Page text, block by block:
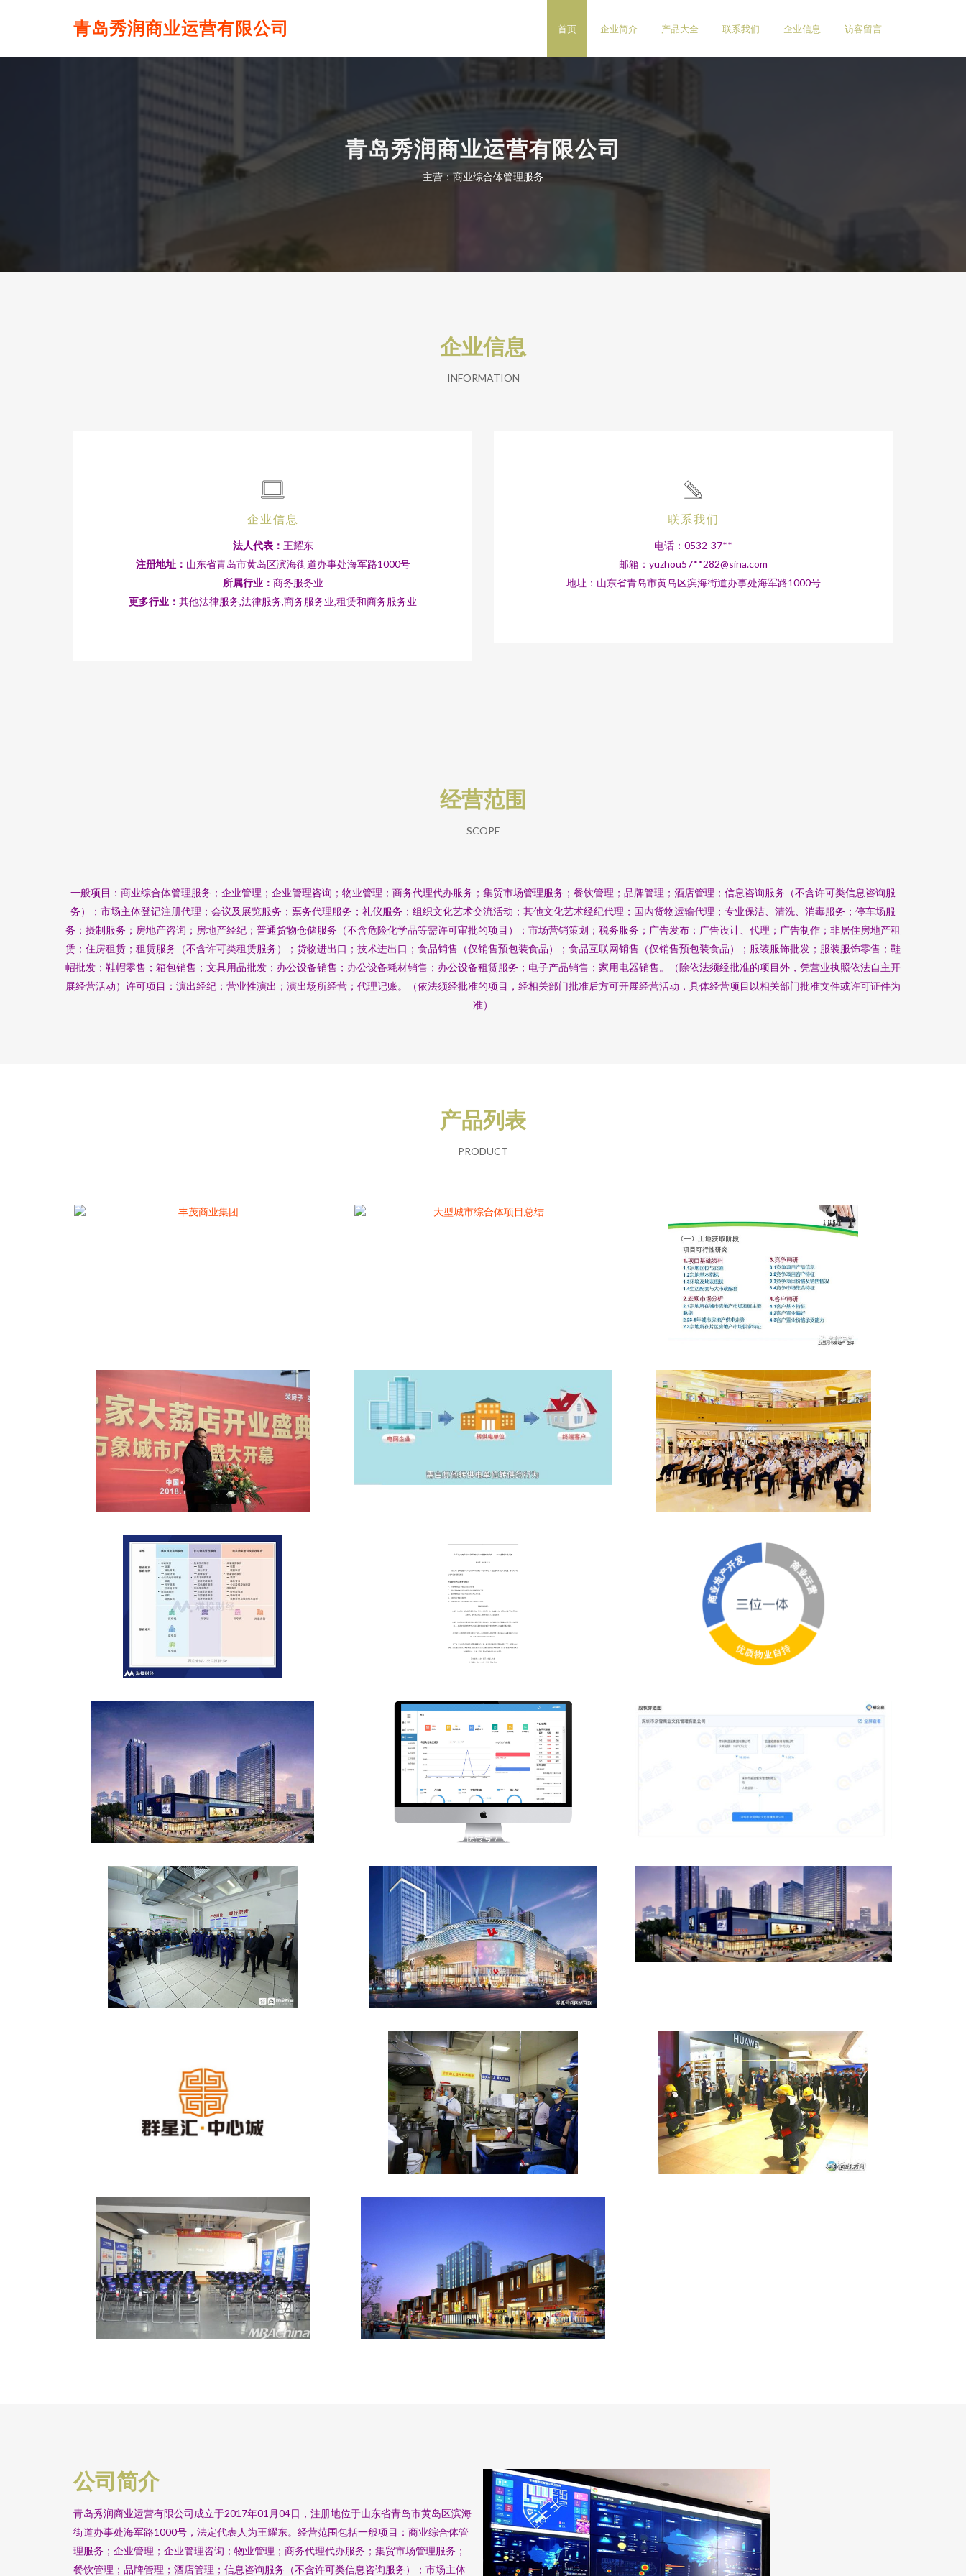
青岛秀润商业运营有限公司 首页 企业简介 产品大全 联系我们 企业信息 访客留言
青岛秀润商业运营有限公司
主营：商业综合体管理服务
企业信息
INFORMATION
企业信息
法人代表： 王耀东
注册地址： 山东省青岛市黄岛区滨海街道办事处海军路1000号
所属行业： 商务服务业
更多行业： 其他法律服务,法律服务,商务服务业,租赁和商务服务业
联系我们
电话：0532-37**
邮箱：yuzhou57**282@sina.com
地址：山东省青岛市黄岛区滨海街道办事处海军路1000号
经营范围
SCOPE
一般项目：商业综合体管理服务；企业管理；企业管理咨询；物业管理；商务代理代办服务；集贸市场管理服务；餐饮管理；品牌管理；酒店管理；信息咨询服务（不含许可类信息咨询服
务）；市场主体登记注册代理；会议及展览服务；票务代理服务；礼仪服务；组织文化艺术交流活动；其他文化艺术经纪代理；国内货物运输代理；专业保洁、清洗、消毒服务；停车场服
务；摄制服务；房地产咨询；房地产经纪；普通货物仓储服务（不含危险化学品等需许可审批的项目）；市场营销策划；税务服务；广告发布；广告设计、代理；广告制作；非居住房地产租
赁；住房租赁；租赁服务（不含许可类租赁服务）；货物进出口；技术进出口；食品销售（仅销售预包装食品）；食品互联网销售（仅销售预包装食品）；服装服饰批发；服装服饰零售；鞋
帽批发；鞋帽零售；箱包销售；文具用品批发；办公设备销售；办公设备耗材销售；办公设备租赁服务；电子产品销售；家用电器销售。（除依法须经批准的项目外，凭营业执照依法自主开
展经营活动）许可项目：演出经纪；营业性演出；演出场所经营；代理记账。（依法须经批准的项目，经相关部门批准后方可开展经营活动，具体经营项目以相关部门批准文件或许可证件为
准）
产品列表
PRODUCT
公司简介
青岛秀润商业运营有限公司成立于2017年01月04日，注册地位于山东省青岛市黄岛区滨海
街道办事处海军路1000号，法定代表人为王耀东。经营范围包括一般项目：商业综合体管
理服务；企业管理；企业管理咨询；物业管理；商务代理代办服务；集贸市场管理服务；
餐饮管理；品牌管理；酒店管理；信息咨询服务（不含许可类信息咨询服务）；市场主体